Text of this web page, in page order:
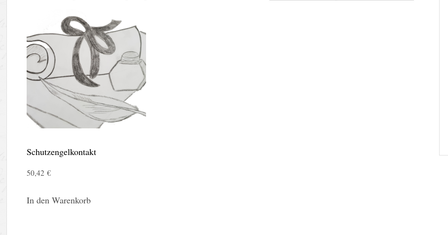
Schutzengelkontakt
50,42€
In den Warenkorb